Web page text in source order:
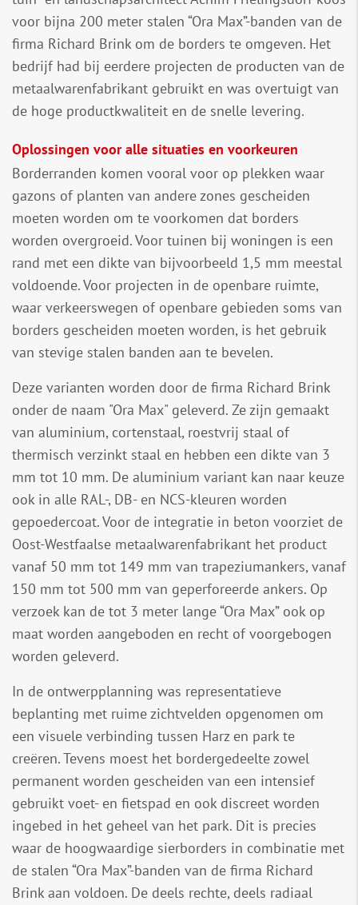
voor bijna 200 meter stalen “Ora Max”-banden van de
firma Richard Brink om de borders te omgeven. Het
bedrijf had bij eerdere projecten de producten van de
metaalwarenfabrikant gebruikt en was overtuigt van
de hoge productkwaliteit en de snelle levering.
Oplossingen voor alle situaties en voorkeuren
Borderranden komen vooral voor op plekken waar
gazons of planten van andere zones gescheiden
moeten worden om te voorkomen dat borders
worden overgroeid. Voor tuinen bij woningen is een
rand met een dikte van bijvoorbeeld 1,5 mm meestal
voldoende. Voor projecten in de openbare ruimte,
waar verkeerswegen of openbare gebieden soms van
borders gescheiden moeten worden, is het gebruik
van stevige stalen banden aan te bevelen.
Deze varianten worden door de firma Richard Brink
onder de naam "Ora Max" geleverd. Ze zijn gemaakt
van aluminium, cortenstaal, roestvrij staal of
thermisch verzinkt staal en hebben een dikte van 3
mm tot 10 mm. De aluminium variant kan naar keuze
ook in alle RAL-, DB- en NCS-kleuren worden
gepoedercoat. Voor de integratie in beton voorziet de
Oost-Westfaalse metaalwarenfabrikant het product
vanaf 50 mm tot 149 mm van trapeziumankers, vanaf
150 mm tot 500 mm van geperforeerde ankers. Op
verzoek kan de tot 3 meter lange “Ora Max” ook op
maat worden aangeboden en recht of voorgebogen
worden geleverd.
In de ontwerpplanning was representatieve
beplanting met ruime zichtvelden opgenomen om
een visuele verbinding tussen Harz en park te
creëren. Tevens moest het bordergedeelte zowel
permanent worden gescheiden van een intensief
gebruikt voet- en fietspad en ook discreet worden
ingebed in het geheel van het park. Dit is precies
waar de hoogwaardige sierborders in combinatie met
de stalen “Ora Max”-banden van de firma Richard
Brink aan voldoen. De deels rechte, deels radiaal